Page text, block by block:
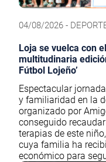
04/08/2026 -
Loja se vuelca con
multitudinaria
Fútbol Lojeño’
Espectacular
y familiaridad en la
organizado por
conseguido
terapias de este
cuya familia ha
económico para